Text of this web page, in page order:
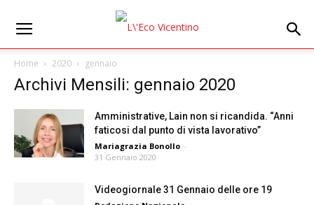
Home 2020 gennaio
Archivi Mensili: gennaio 2020
Amministrative, Lain non si ricandida. “Anni
faticosi dal punto di vista lavorativo”
Mariagrazia Bonollo -
31 Gennaio 2020
Videogiornale 31 Gennaio delle ore 19